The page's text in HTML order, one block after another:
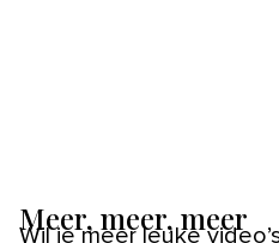
Meer, meer, meer
Wil je meer leuke